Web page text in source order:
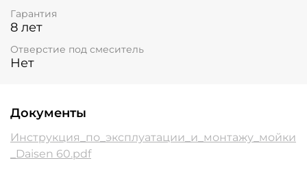
Гарантия
8 лет
Отверстие под смеситель
Нет
Документы
Инструкция_по_эксплуатации_и_монтажу_мойки
_Daisen 60.pdf